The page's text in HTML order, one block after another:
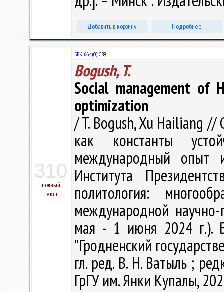
Добавить в корзину Подробнее
310
полный
текст
ББК 66.4(0) С89
Bogush, T.
Social management of
optimization
/ T. Bogush, Xu Hailiang //
как константы
международный опыт
Института
политология:
международной
мая - 1 июня 2024 г.).
"Гродненский
гл. ред. В. Н. Ватыль ;
ГрГУ им. Янки Купалы,